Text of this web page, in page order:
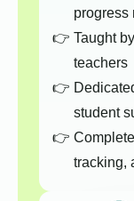
progress
Taught
teachers
student
tracking,